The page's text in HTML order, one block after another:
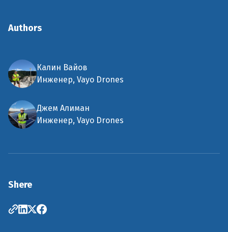
Authors
Калин Вайов
Инженер, Vayo Drones
Джем Алиман
Инженер, Vayo Drones
Shere